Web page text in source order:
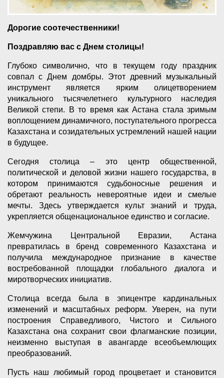
Дорогие соотечественники!
Поздравляю вас с Днем столицы!
Глубоко символично, что в текущем году праздник
совпал с Днем домбры. Этот древний музыкальный
инструмент является ярким олицетворением
уникального тысячелетнего культурного наследия
Великой степи. В то время как Астана стала зримым
воплощением динамичного, поступательного прогресса
Казахстана и созидательных устремлений нашей нации
в будущее.
Сегодня столица – это центр общественной,
политической и деловой жизни нашего государства, в
котором принимаются судьбоносные решения и
обретают реальность невероятные идеи и смелые
мечты. Здесь утверждается культ знаний и труда,
укрепляется общенациональное единство и согласие.
Жемчужина Центральной Евразии, Астана
превратилась в бренд современного Казахстана и
получила международное признание в качестве
востребованной площадки глобального диалога и
миротворческих инициатив.
Столица всегда была в эпицентре кардинальных
изменений и масштабных реформ. Уверен, на пути
построения Справедливого, Чистого и Сильного
Казахстана она сохранит свои флагманские позиции,
неизменно выступая в авангарде всеобъемлющих
преобразований.
Пусть наш любимый город процветает и становится